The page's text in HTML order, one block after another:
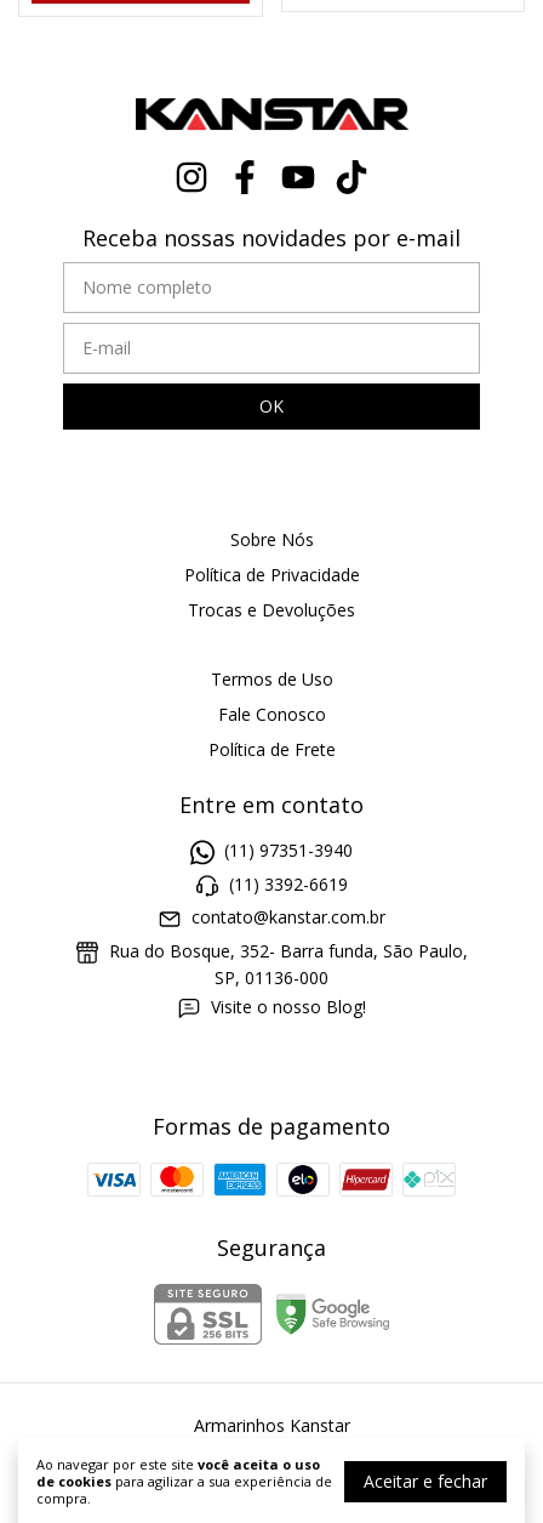
Ao navegar por este site você aceita o uso
de cookies para agilizar a sua experiência de
compra.
Aceitar e fechar
Receba nossas novidades por e-mail
Sobre Nós
Política de Privacidade
Trocas e Devoluções
Termos de Uso
Fale Conosco
Política de Frete
Entre em contato
(11) 97351-3940
(11) 3392-6619
contato@kanstar.com.br
Rua do Bosque, 352- Barra funda, São Paulo,
SP, 01136-000
Visite o nosso Blog!
Formas de pagamento
Segurança
Armarinhos Kanstar
reservados.